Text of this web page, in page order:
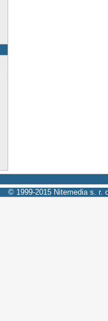
© 1999-2015 Nitemedia s. r.